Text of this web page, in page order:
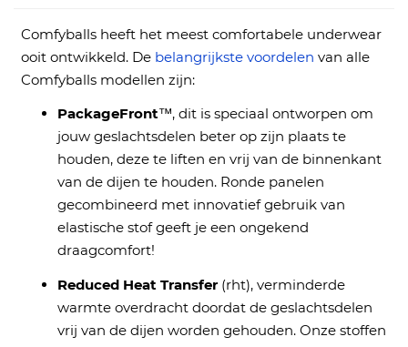
Comfyballs heeft het meest comfortabele underwear
ooit ontwikkeld. De belangrijkste voordelen van alle
Comfyballs modellen zijn:
PackageFront™, dit is speciaal ontworpen om
jouw geslachtsdelen beter op zijn plaats te
houden, deze te liften en vrij van de binnenkant
van de dijen te houden. Ronde panelen
gecombineerd met innovatief gebruik van
elastische stof geeft je een ongekend
draagcomfort!
Reduced Heat Transfer(rht), verminderde
warmte overdracht doordat de geslachtsdelen
vrij van de dijen worden gehouden. Onze stoffen